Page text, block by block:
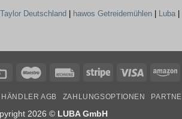
Deutschland hawos Getreidemühlen Luba
Credit
Maestro RechungStripe Visa
HÄNDLER AGB ZAHLUNGSOPTIONEN
2026 © LUBA GmbH